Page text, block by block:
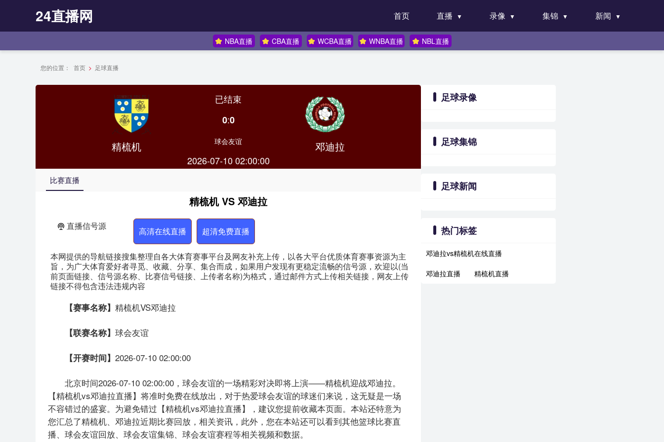
24直播网 首页 直播 录像 集锦 新闻
NBA直播 CBA直播 WCBA直播 WNBA直播 NBL直播
您的位置： 首页 > 足球直播
精梳机
已结束
0:0
球会友谊
2026-07-10 02:00:00
邓迪拉
比赛直播
精梳机 VS 邓迪拉
直播信号源 高清在线直播 超清免费直播
本网提供的导航链接搜集整理自各大体育赛事平台及网友补充上传，以各大平台优质体育赛事资源为主
旨，为广大体育爱好者寻觅、收藏、分享、集合而成，如果用户发现有更稳定流畅的信号源，欢迎以(当
前页面链接、信号源名称、比赛信号链接、上传者名称)为格式，通过邮件方式上传相关链接，网友上传
链接不得包含违法违规内容
【赛事名称】 精梳机VS邓迪拉
【联赛名称】 球会友谊
【开赛时间】 2026-07-10 02:00:00
北京时间2026-07-10 02:00:00，球会友谊的一场精彩对决即将上演——精梳机迎战邓迪拉。
【精梳机vs邓迪拉直播】将准时免费在线放出，对于热爱球会友谊的球迷们来说，这无疑是一场
不容错过的盛宴。为避免错过【精梳机vs邓迪拉直播】，建议您提前收藏本页面。本站还特意为
您汇总了精梳机、邓迪拉近期比赛回放，相关资讯，此外，您在本站还可以看到其他篮球比赛直
播、球会友谊回放、球会友谊集锦、球会友谊赛程等相关视频和数据。
足球录像
足球集锦
足球新闻
热门标签
邓迪拉vs精梳机在线直播
邓迪拉直播 精梳机直播